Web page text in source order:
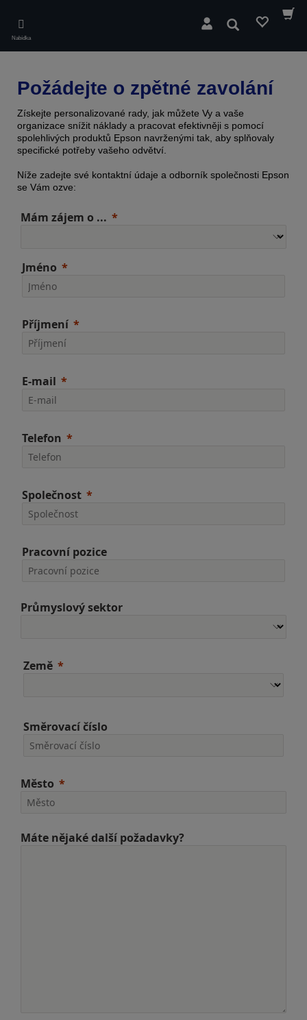
main
content
Nabídka
Hledat
Požádejte o zpětné zavolání
Získejte personalizované rady, jak můžete Vy a vaše
organizace snížit náklady a pracovat efektivněji s pomocí
spolehlivých produktů Epson navrženými tak, aby splňovaly
specifické potřeby vašeho odvětví.
Níže zadejte své kontaktní údaje a odborník společnosti Epson
se Vám ozve:
Mám zájem o ...
Jméno
Příjmení
E-mail
Telefon
Společnost
Pracovní pozice
Průmyslový sektor
Země
Směrovací číslo
Město
Máte nějaké další požadavky?